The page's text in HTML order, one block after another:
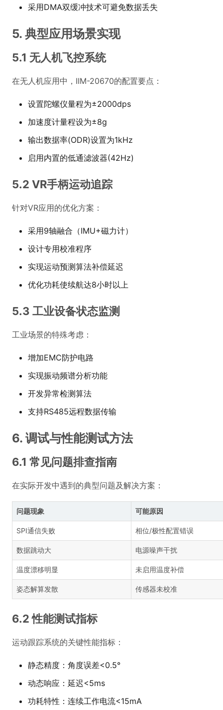
采用DMA双缓冲技术可避免数据丢失
5. 典型应用场景实现
5.1 无人机飞控系统
在无人机应用中，IIM-20670的配置要点：
设置陀螺仪量程为±2000dps
加速度计量程设为±8g
输出数据率(ODR)设置为1kHz
启用内置的低通滤波器(42Hz)
5.2 VR手柄运动追踪
针对VR应用的优化方案：
采用9轴融合（IMU+磁力计）
设计专用校准程序
实现运动预测算法补偿延迟
优化功耗使续航达8小时以上
5.3 工业设备状态监测
工业场景的特殊考虑：
增加EMC防护电路
实现振动频谱分析功能
开发异常检测算法
支持RS485远程数据传输
6. 调试与性能测试方法
6.1 常见问题排查指南
在实际开发中遇到的典型问题及解决方案：
问题现象 可能原因
SPI通信失败 相位/极性配置错误
数据跳动大 电源噪声干扰
温度漂移明显 未启用温度补偿
姿态解算发散 传感器未校准
6.2 性能测试指标
运动跟踪系统的关键性能指标：
静态精度：角度误差<0.5°
动态响应：延迟<5ms
功耗特性：连续工作电流<15mA